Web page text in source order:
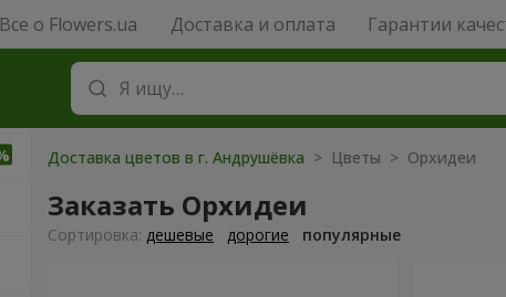
Все о Flowers.ua Доставка и оплата Гарантии
Доставка цветов в г. Андрушёвка > Цветы > Орхидеи
Заказать Орхидеи
Cортировка: дешевые дорогие популярные